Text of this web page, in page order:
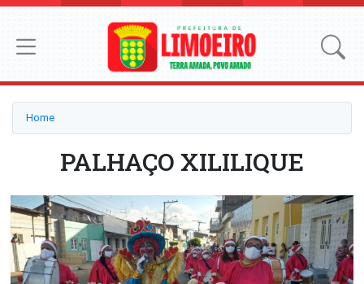
Home
PALHAÇO XILILIQUE